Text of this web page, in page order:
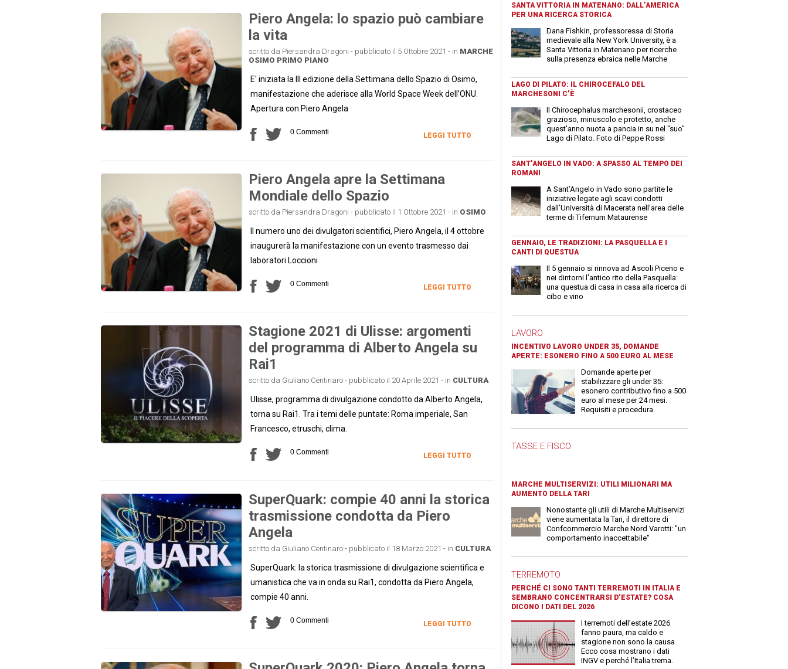
Piero Angela: lo spazio può cambiare
la vita
scritto da Piersandra Dragoni - pubblicato il 5 Ottobre 2021 - in MARCHE
OSIMO PRIMO PIANO
E' iniziata la III edizione della Settimana dello Spazio di Osimo,
manifestazione che aderisce alla World Space Week dell’ONU.
Apertura con Piero Angela
0 Commenti LEGGI TUTTO
Piero Angela apre la Settimana
Mondiale dello Spazio
scritto da Piersandra Dragoni - pubblicato il 1 Ottobre 2021 - in OSIMO
Il numero uno dei divulgatori scientifici, Piero Angela, il 4 ottobre
inaugurerà la manifestazione con un evento trasmesso dai
laboratori Loccioni
0 Commenti LEGGI TUTTO
Stagione 2021 di Ulisse: argomenti
del programma di Alberto Angela su
Rai1
scritto da Giuliano Centinaro - pubblicato il 20 Aprile 2021 - in CULTURA
Ulisse, programma di divulgazione condotto da Alberto Angela,
torna su Rai1. Tra i temi delle puntate: Roma imperiale, San
Francesco, etruschi, clima.
0 Commenti LEGGI TUTTO
SuperQuark: compie 40 anni la storica
trasmissione condotta da Piero
Angela
scritto da Giuliano Centinaro - pubblicato il 18 Marzo 2021 - in CULTURA
SuperQuark: la storica trasmissione di divulgazione scientifica e
umanistica che va in onda su Rai1, condotta da Piero Angela,
compie 40 anni.
0 Commenti LEGGI TUTTO
SANTA VITTORIA IN MATENANO: DALL’AMERICA
PER UNA RICERCA STORICA
Dana Fishkin, professoressa di Storia
medievale alla New York University, è a
Santa Vittoria in Matenano per ricerche
sulla presenza ebraica nelle Marche
LAGO DI PILATO: IL CHIROCEFALO DEL
MARCHESONI C’È
Il Chirocephalus marchesonii, crostaceo
grazioso, minuscolo e protetto, anche
quest'anno nuota a pancia in su nel "suo"
Lago di Pilato. Foto di Peppe Rossi
SANT’ANGELO IN VADO: A SPASSO AL TEMPO DEI
ROMANI
A Sant’Angelo in Vado sono partite le
iniziative legate agli scavi condotti
dall’Università di Macerata nell’area delle
terme di Tifernum Mataurense
GENNAIO, LE TRADIZIONI: LA PASQUELLA E I
CANTI DI QUESTUA
Il 5 gennaio si rinnova ad Ascoli Piceno e
nei dintorni l'antico rito della Pasquella:
una questua di casa in casa alla ricerca di
cibo e vino
LAVORO
INCENTIVO LAVORO UNDER 35, DOMANDE
APERTE: ESONERO FINO A 500 EURO AL MESE
Domande aperte per
stabilizzare gli under 35:
esonero contributivo fino a 500
euro al mese per 24 mesi.
Requisiti e procedura.
TASSE E FISCO
MARCHE MULTISERVIZI: UTILI MILIONARI MA
AUMENTO DELLA TARI
Nonostante gli utili di Marche Multiservizi
viene aumentata la Tari, il direttore di
Confcommercio Marche Nord Varotti: "un
comportamento inaccettabile"
TERREMOTO
PERCHÉ CI SONO TANTI TERREMOTI IN ITALIA E
SEMBRANO CONCENTRARSI D’ESTATE? COSA
DICONO I DATI DEL 2026
I terremoti dell’estate 2026
fanno paura, ma caldo e
stagione non sono la causa.
Ecco cosa mostrano i dati
INGV e perché l’Italia trema.